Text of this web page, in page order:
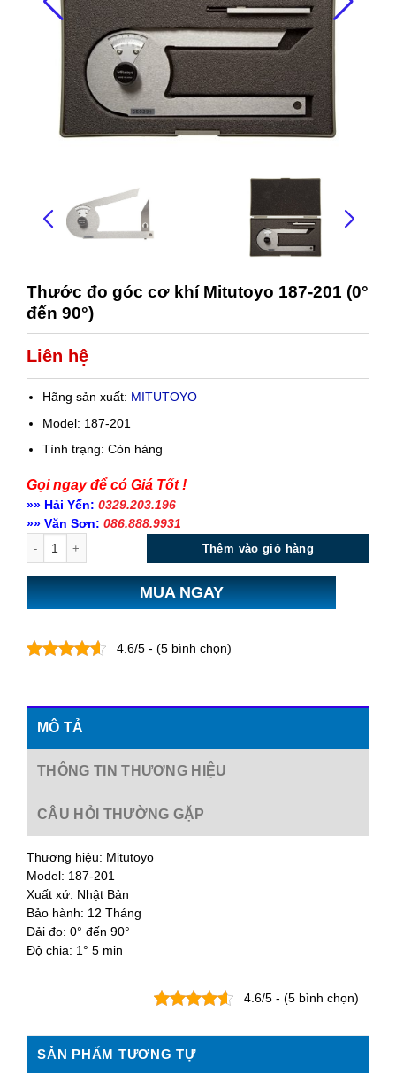
Thước đo góc cơ khí Mitutoyo 187-201 (0°
đến 90°)
Liên hệ
Hãng sản xuất: MITUTOYO
Model: 187-201
Tình trạng: Còn hàng
Gọi ngay để có Giá Tốt !
»» Hải Yến: 0329.203.196
»» Văn Sơn: 086.888.9931
Thêm vào giỏ hàng
MUA NGAY
4.6/5 - (5 bình chọn)
MÔ TẢ
THÔNG TIN THƯƠNG HIỆU
CÂU HỎI THƯỜNG GẶP
Thương hiệu: Mitutoyo
Model: 187-201
Xuất xứ: Nhật Bản
Bảo hành: 12 Tháng
Dải đo: 0° đến 90°
Độ chia: 1° 5 min
4.6/5 - (5 bình chọn)
SẢN PHẨM TƯƠNG TỰ